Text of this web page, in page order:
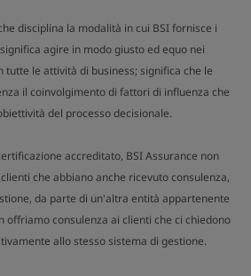
disciplina la modalità in cui BSI fornisce i
agire in modo giusto ed equo nei
tutte le attività di business; significa che le
il coinvolgimento di fattori di influenza che
del processo decisionale.
accreditato, BSI Assurance non
che abbiano anche ricevuto consulenza,
da parte di un'altra entità appartenente
offriamo consulenza ai clienti che ci chiedono
allo stesso sistema di gestione.